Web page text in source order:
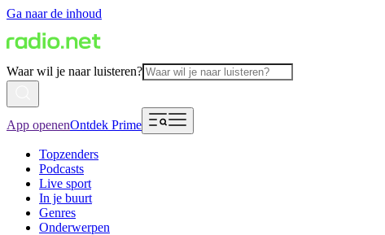
Ga naar de inhoud
Waar wil je naar luisteren?
App openenOntdek Prime
Topzenders
Podcasts
Live sport
In je buurt
Genres
Onderwerpen